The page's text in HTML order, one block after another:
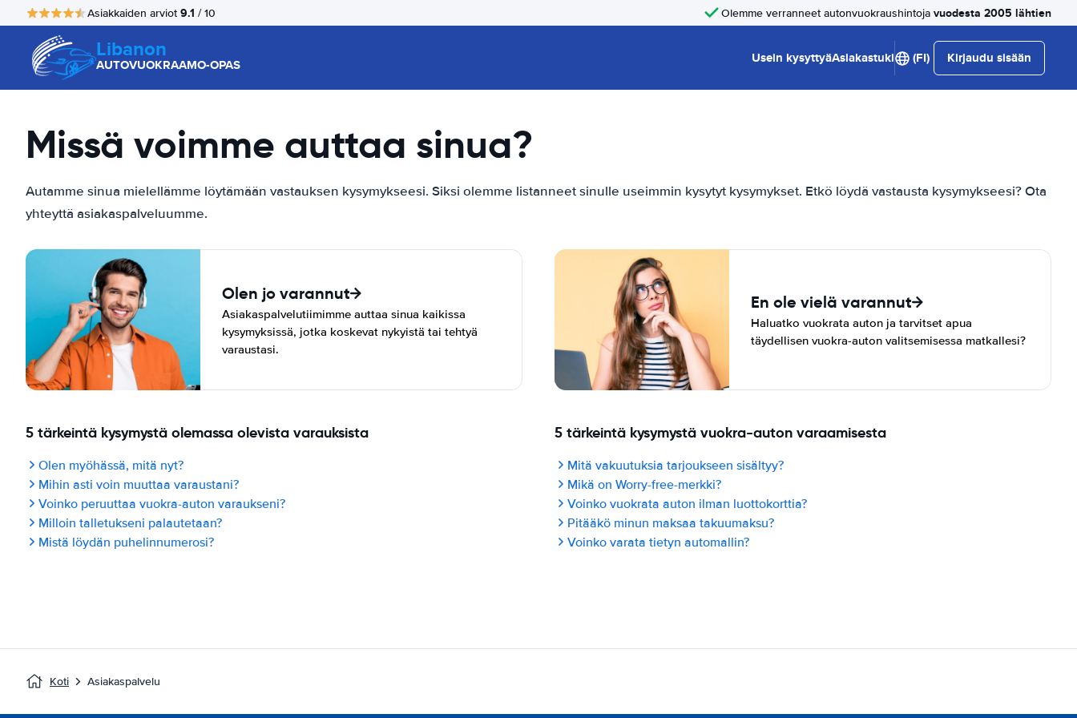
Asiakkaiden arviot 9.1 / 10 Olemme verranneet autonvuokraushintoja vuodesta 2005 lähtien
Libanon
AUTOVUOKRAAMO-OPAS Usein kysyttyäAsiakastuki (FI) Kirjaudu sisään
Missä voimme auttaa sinua?
Autamme sinua mielellämme löytämään vastauksen kysymykseesi. Siksi olemme listanneet sinulle useimmin kysytyt kysymykset. Etkö löydä vastausta kysymykseesi? Ota
yhteyttä asiakaspalveluumme.
Olen jo varannut
Asiakaspalvelutiimimme auttaa sinua kaikissa
kysymyksissä, jotka koskevat nykyistä tai tehtyä
varaustasi.
En ole vielä varannut
Haluatko vuokrata auton ja tarvitset apua
täydellisen vuokra-auton valitsemisessa matkallesi?
5 tärkeintä kysymystä olemassa olevista varauksista
Olen myöhässä, mitä nyt?
Mihin asti voin muuttaa varaustani?
Voinko peruuttaa vuokra-auton varaukseni?
Milloin talletukseni palautetaan?
Mistä löydän puhelinnumerosi?
5 tärkeintä kysymystä vuokra-auton varaamisesta
Mitä vakuutuksia tarjoukseen sisältyy?
Mikä on Worry-free-merkki?
Voinko vuokrata auton ilman luottokorttia?
Pitääkö minun maksaa takuumaksu?
Voinko varata tietyn automallin?
Koti Asiakaspalvelu